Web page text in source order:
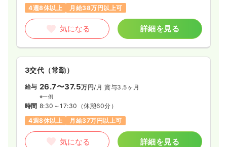
4週8休以上
月給38万円以上可
気になる 詳細を見る
3交代（常勤）
給与 26.7〜37.5万円/月 賞与3.5ヶ月
※一例
時間 8:30～17:30 （休憩60分）
4週8休以上
月給37万円以上可
気になる 詳細を見る